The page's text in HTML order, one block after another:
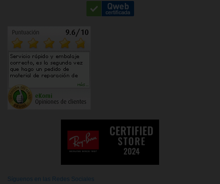
Síguenos en las Redes Sociales